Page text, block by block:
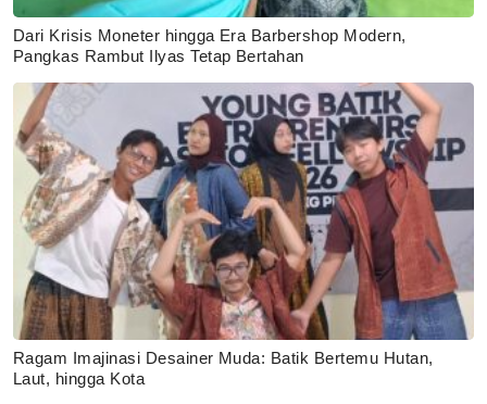
Dari Krisis Moneter hingga Era Barbershop Modern,
Pangkas Rambut Ilyas Tetap Bertahan
Ragam Imajinasi Desainer Muda: Batik Bertemu Hutan,
Laut, hingga Kota